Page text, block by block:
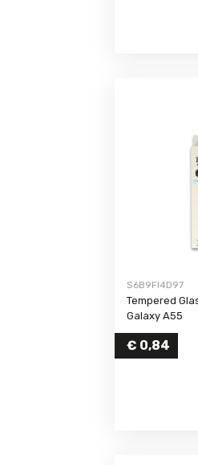
S6B9FI4D97
Tempered
Galaxy A55
€ 0,84